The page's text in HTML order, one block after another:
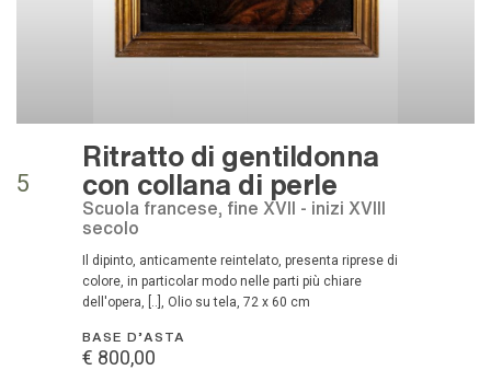
5
Ritratto di gentildonna
con collana di perle
scuola francese, fine XVII - inizi XVIII
secolo
Il dipinto, anticamente reintelato, presenta riprese di
colore, in particolar modo nelle parti più chiare
dell'opera, [..], Olio su tela, 72 x 60 cm
BASE D'ASTA
€ 800,00